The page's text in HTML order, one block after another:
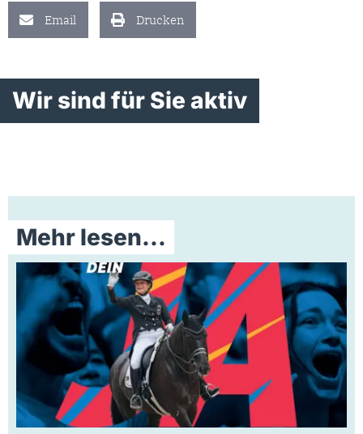
Email Drucken
Wir sind für Sie aktiv
Mehr lesen...